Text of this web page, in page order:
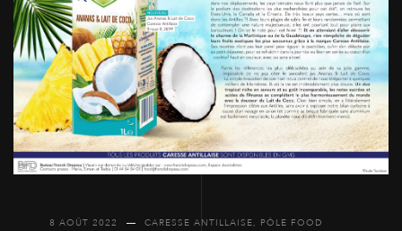
8 AOÛT 2022 CARESSE ANTILLAISE, PÔLE FOOD